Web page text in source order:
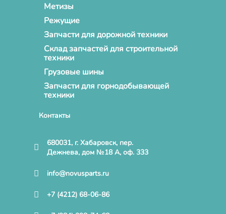
Метизы
Режущие
Запчасти для дорожной техники
Склад запчастей для строительной
техники
Грузовые шины
Запчасти для горнодобывающей
техники
Контакты
680031, г. Хабаровск, пер.
Дежнева, дом №18 А, оф. 333
info@novusparts.ru
+7 (4212) 68-06-86